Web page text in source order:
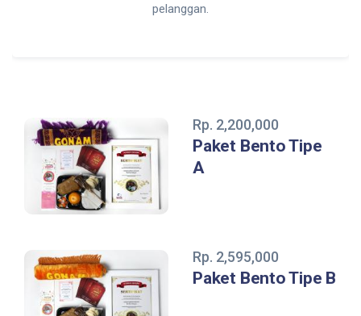
pelanggan.
Rp. 2,200,000
Paket Bento Tipe
A
Rp. 2,595,000
Paket Bento Tipe B